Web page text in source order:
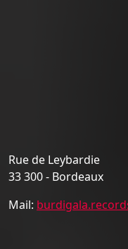
Rue de Leybardie
33 300 - Bordeaux
Mail: